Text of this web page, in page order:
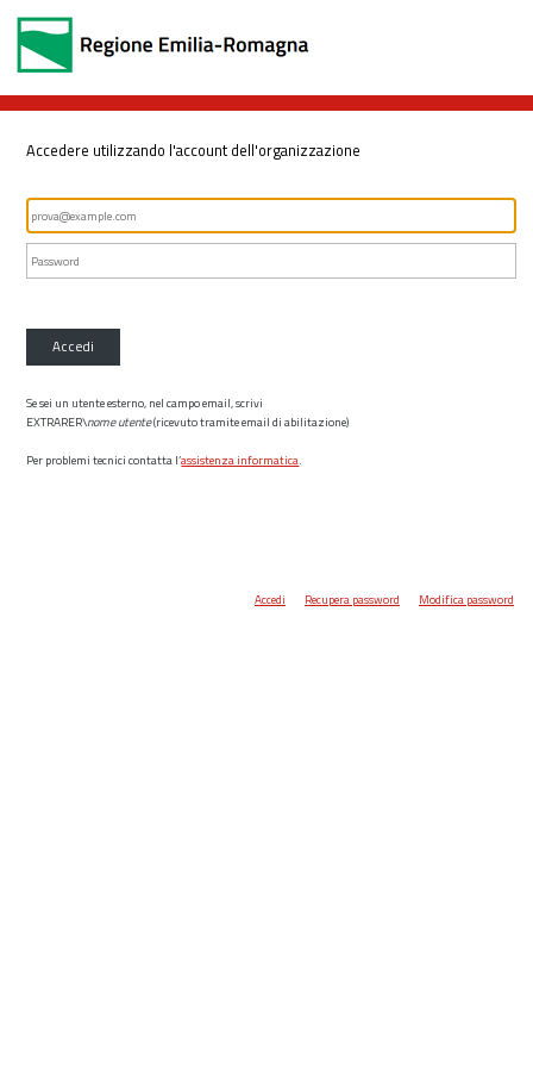
Accedere utilizzando l'account dell'organizzazione
Accedi
Se sei un utente esterno, nel campo email, scrivi
EXTRARER\nome utente(ricevuto tramite email di abilitazione)
Per problemi tecnici contatta l’assistenza informatica.
Accedi Recupera password Modifica password